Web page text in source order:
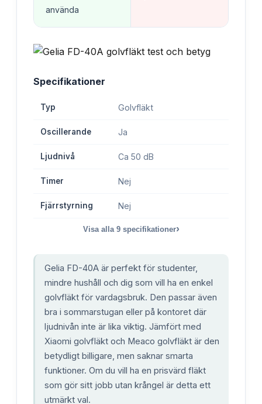
använda
Specifikationer
Typ Golvfläkt
Oscillerande Ja
Ljudnivå Ca 50 dB
Timer Nej
Fjärrstyrning Nej
Visa alla 9specifikationer›
Gelia FD-40A är perfekt för studenter,
mindre hushåll och dig som vill ha en enkel
golvfläkt för vardagsbruk. Den passar även
bra i sommarstugan eller på kontoret där
ljudnivån inte är lika viktig. Jämfört med
Xiaomi golvfläkt och Meaco golvfläkt är den
betydligt billigare, men saknar smarta
funktioner. Om du vill ha en prisvärd fläkt
som gör sitt jobb utan krångel är detta ett
utmärkt val.